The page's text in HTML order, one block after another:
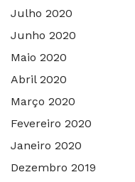
Julho 2020
Junho 2020
Maio 2020
Abril 2020
Março 2020
Fevereiro 2020
Janeiro 2020
Dezembro 2019